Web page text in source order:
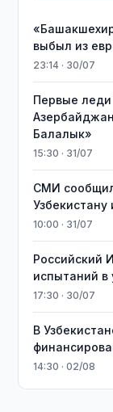
выбыл из
23:14 · 30/07
Первые леди
Балалык»
15:30 · 31/07
СМИ
Узбекистану
10:00 · 31/07
Российский
испытаний в
17:30 · 30/07
В
14:30 · 02/08